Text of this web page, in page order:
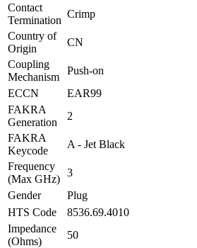
Contact
Termination
Crimp
Country of
Origin
CN
Coupling
Mechanism
Push-on
ECCN
EAR99
FAKRA
Generation
2
FAKRA
Keycode
A - Jet Black
Frequency
(Max GHz)
3
Gender
Plug
HTS Code
8536.69.4010
Impedance
(Ohms)
50